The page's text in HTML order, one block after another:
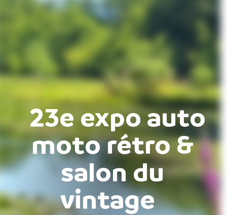
23e expo auto
moto rétro &
salon du
vintage